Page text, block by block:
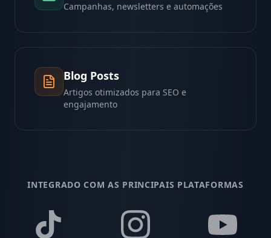
Campanhas, newsletters e automações
Blog Posts
Artigos otimizados para SEO e
engajamento
INTEGRADO COM AS PRINCIPAIS PLATAFORMAS